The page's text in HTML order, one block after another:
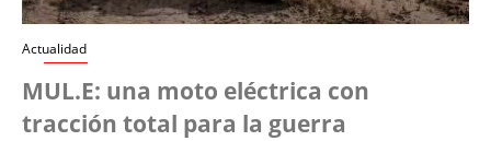
Actualidad
MUL.E: una moto eléctrica con
tracción total para la guerra